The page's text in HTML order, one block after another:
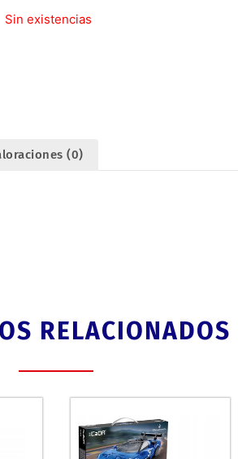
Sin existencias
(0)
RELACIONADOS